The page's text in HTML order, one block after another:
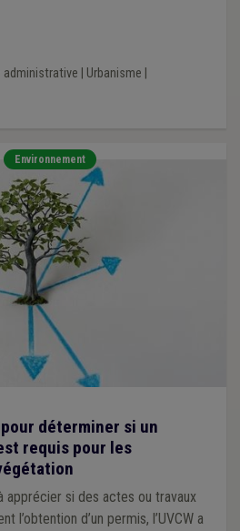
Urbanisme
Environnement
déterminer si un
requis pour les
apprécier si des actes ou travaux
l’obtention d’un permis, l’UVCW a